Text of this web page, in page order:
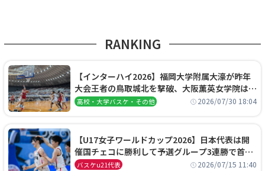
RANKING
【インターハイ2026】福岡大学附属大濠が昨年
大会王者の鳥取城北を撃破、大阪薫英女学院は岐
阜女子に完勝、大会3日目試合結果
高校・大学バスケ・その他 2026/07/30 18:04
【U17女子ワールドカップ2026】日本代表は開
催国チェコに勝利して予選グループ3連勝で首位
通過！準々決勝の相手はエジプトに決定
バスケu21代表 2026/07/15 11:40